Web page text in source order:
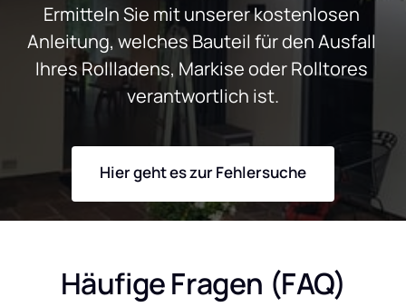
Ermitteln Sie mit unserer kostenlosen
Anleitung, welches Bauteil für den Ausfall
Ihres Rollladens, Markise oder Rolltores
verantwortlich ist.
Hier geht es zur Fehlersuche
Häufige Fragen (FAQ)